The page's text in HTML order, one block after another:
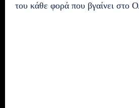
του κάθε φορά που βγαίνει στο